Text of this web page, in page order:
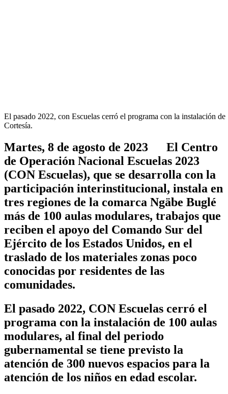
El pasado 2022, con Escuelas cerró el programa con la instalación
Cortesía.
Martes, 8 de agosto de 2023 El Centro
de Operación Nacional Escuelas 2023
(CON Escuelas), que se desarrolla con la
participación interinstitucional, instala en
tres regiones de la comarca Ngäbe Buglé
más de 100 aulas modulares, trabajos que
reciben el apoyo del Comando Sur del
Ejército de los Estados Unidos, en el
traslado de los materiales zonas poco
conocidas por residentes de las
comunidades.
El pasado 2022, CON Escuelas cerró el
programa con la instalación de 100 aulas
modulares, al final del periodo
gubernamental se tiene previsto la
atención de 300 nuevos espacios para la
atención de los niños en edad escolar.